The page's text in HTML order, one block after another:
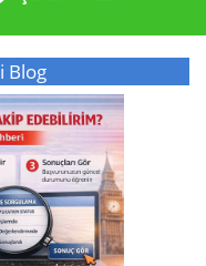
Blog